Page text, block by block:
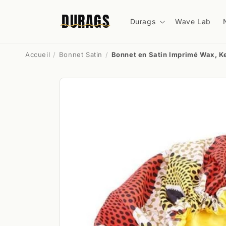
DURAGS Durags Wave Lab
Accueil Bonnet Satin Bonnet en Satin Imprimé Wax,
Passer aux